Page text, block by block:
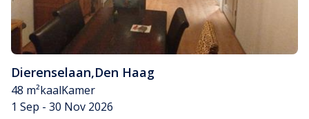
Dierenselaan,Den Haag
48 m²kaalKamer
1 Sep - 30 Nov 2026